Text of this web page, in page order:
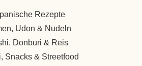
Rezepte
Udon & Nudeln
Donburi & Reis
Snacks & Streetfood